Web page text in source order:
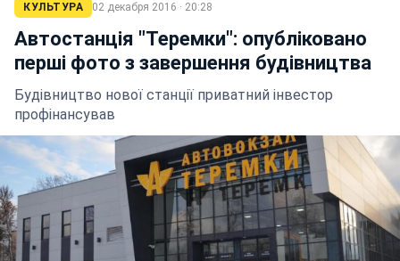
КУЛЬТУРА 02 декабря 2016 · 20:28
Автостанція "Теремки": опубліковано
перші фото з завершення будівництва
Будівництво нової станції приватний інвестор
профінансував